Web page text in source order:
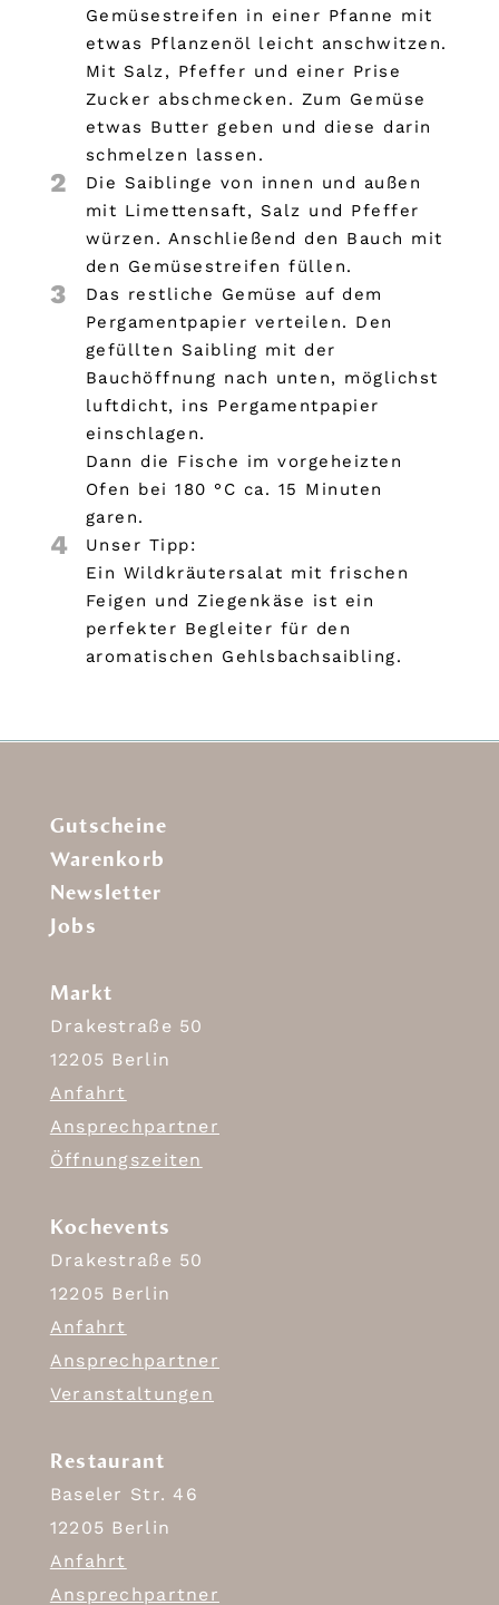
Gemüsestreifen in einer Pfanne mit
etwas Pflanzenöl leicht anschwitzen.
Mit Salz, Pfeffer und einer Prise
Zucker abschmecken. Zum Gemüse
etwas Butter geben und diese darin
schmelzen lassen.
2
Die Saiblinge von innen und außen
mit Limettensaft, Salz und Pfeffer
würzen. Anschließend den Bauch mit
den Gemüsestreifen füllen.
3
Das restliche Gemüse auf dem
Pergamentpapier verteilen. Den
gefüllten Saibling mit der
Bauchöffnung nach unten, möglichst
luftdicht, ins Pergamentpapier
einschlagen.
Dann die Fische im vorgeheizten
Ofen bei 180 °C ca. 15 Minuten
garen.
4
Unser Tipp:
Ein Wildkräutersalat mit frischen
Feigen und Ziegenkäse ist ein
perfekter Begleiter für den
aromatischen Gehlsbachsaibling.
Gutscheine
Warenkorb
Newsletter
Jobs
Markt
Drakestraße 50
12205 Berlin
Anfahrt
Ansprechpartner
Öffnungszeiten
Kochevents
Drakestraße 50
12205 Berlin
Anfahrt
Ansprechpartner
Veranstaltungen
Restaurant
Baseler Str. 46
12205 Berlin
Anfahrt
Ansprechpartner